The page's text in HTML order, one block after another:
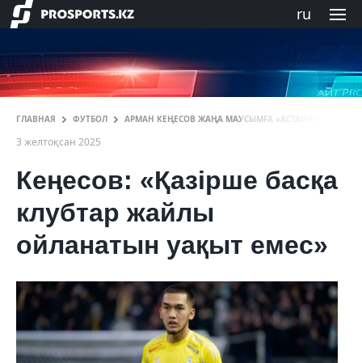
ru
ГЛАВНАЯ ФУТБОЛ АРМАН КЕҢЕСОВ ЖАҢА МАУСЫМҒА «АСТАНАМЕН»
3 желтоқсан 2025
Кеңесов: «Қазірше басқа
клубтар жайлы
ойланатын уақыт емес»